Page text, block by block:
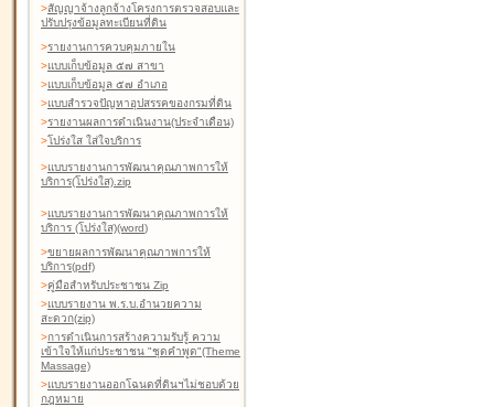
>สัญญาจ้างลูกจ้างโครงการตรวจสอบและ
ปรับปรุงข้อมูลทะเบียนที่ดิน
>รายงานการควบคุมภายใน
>แบบเก็บข้อมูล ๕๗ สาขา
>แบบเก็บข้อมูล ๕๗ อำเภอ
>แบบสำรวจปัญหาอุปสรรคของกรมที่ดิน
>รายงานผลการดำเนินงาน(ประจำเดือน)
>โปร่งใส ใส่ใจบริการ
>แบบรายงานการพัฒนาคุณภาพการให้
บริการ(โปร่งใส).zip
>แบบรายงานการพัฒนาคุณภาพการให้
บริการ (โปร่งใส)(word)
>ขยายผลการพัฒนาคุณภาพการให้
บริการ(pdf)
>คู่มือสำหรับประชาชน Zip
>แบบรายงาน พ.ร.บ.อำนวยความ
สะดวก(zip)
>การดำเนินการสร้างความรับรู้ ความ
เข้าใจให้แก่ประชาชน "ชุดคำพูด"(Theme
Massage)
>แบบรายงานออกโฉนดที่ดินฯไม่ชอบด้วย
กฎหมาย